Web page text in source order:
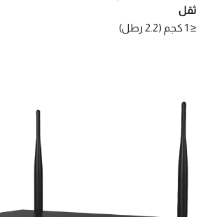
ثقل
≤ 1 كجم (2.2 رطل)